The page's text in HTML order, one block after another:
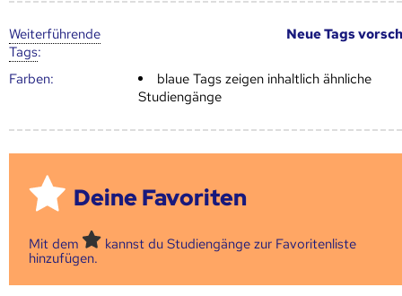
Weiter­führende
Tags:
Neue Tags
Farben:
blaue Tags zeigen inhaltlich ähnliche
Studiengänge
Deine Favoriten
Mit dem
kannst du Studiengänge zur Favoritenliste
hinzufügen.